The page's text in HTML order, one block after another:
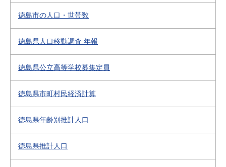
徳島市の人口・世帯数
徳島県人口移動調査 年報
徳島県公立高等学校募集定員
徳島県市町村民経済計算
徳島県年齢別推計人口
徳島県推計人口